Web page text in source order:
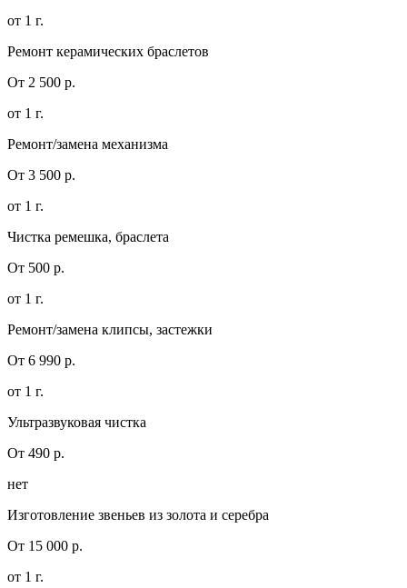
от 1 г.
Ремонт керамических браслетов
От 2 500 р.
от 1 г.
Ремонт/замена механизма
От 3 500 р.
от 1 г.
Чистка ремешка, браслета
От 500 р.
от 1 г.
Ремонт/замена клипсы, застежки
От 6 990 р.
от 1 г.
Ультразвуковая чистка
От 490 р.
нет
Изготовление звеньев из золота и серебра
От 15 000 р.
от 1 г.